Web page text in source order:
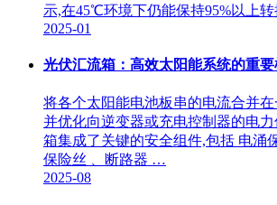
示,在45℃环境下仍能保持95%以上转
2025-01
光伏汇流箱：高效太阳能系统的重要
将各个太阳能电池板串的电流合并
并优化向逆变器或充电控制器的电
箱集成了关键的安全组件,包括 电涌
保险丝 、断路器 …
2025-08